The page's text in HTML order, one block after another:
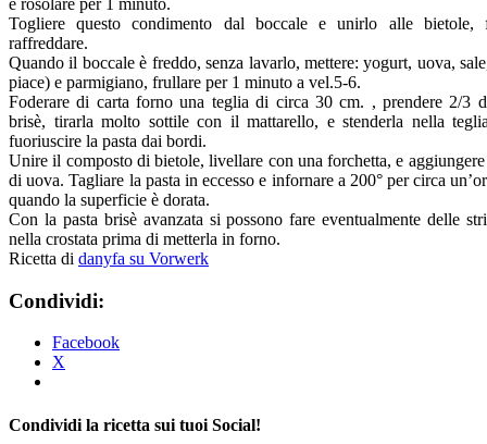
e rosolare per 1 minuto.
Togliere questo condimento dal boccale e unirlo alle bietole,
raffreddare.
Quando il boccale è freddo, senza lavarlo, mettere: yogurt, uova,
piace) e parmigiano, frullare per 1 minuto a vel.5-6.
Foderare di carta forno una teglia di circa 30 cm. , prendere 2/3
brisè, tirarla molto sottile con il mattarello, e stenderla nella
fuoriuscire la pasta dai bordi.
Unire il composto di bietole, livellare con una forchetta, e aggiungere
di uova. Tagliare la pasta in eccesso e infornare a 200° per circa
quando la superficie è dorata.
Con la pasta brisè avanzata si possono fare eventualmente delle
nella crostata prima di metterla in forno.
Ricetta di danyfa su Vorwerk
Condividi:
Facebook
X
Condividi la ricetta sui tuoi Social!